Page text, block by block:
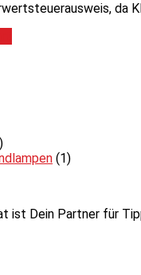
da
(1)
ist Dein Partner für